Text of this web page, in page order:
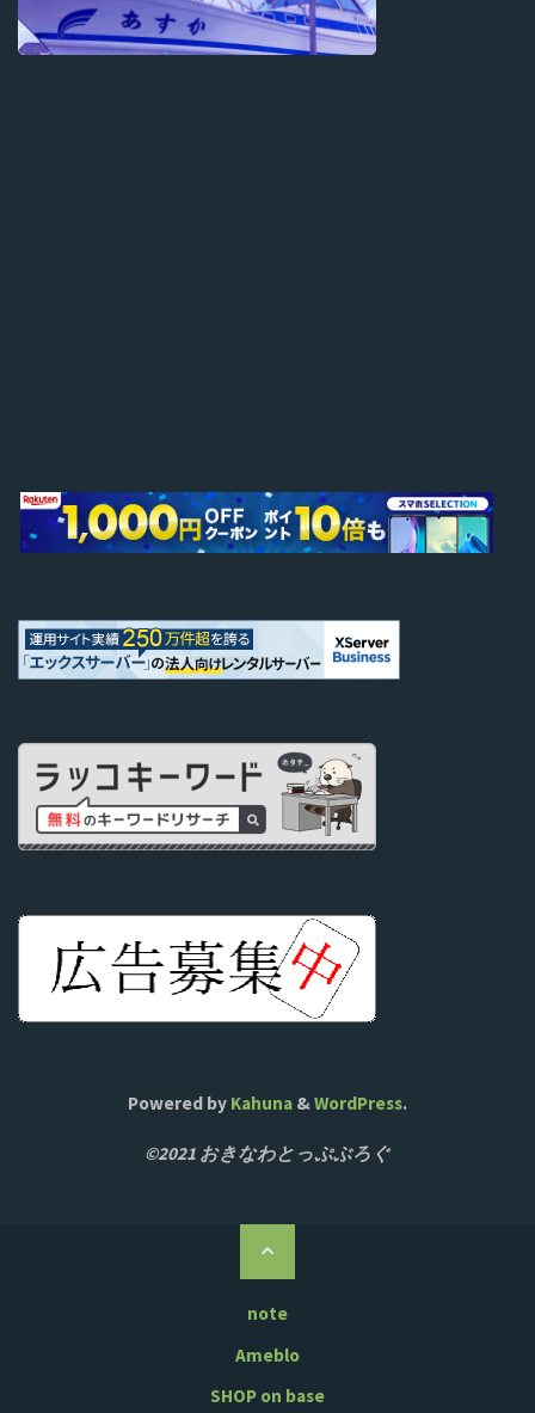
Powered by Kahuna &WordPress.
©2021 おきなわとっぷぶろぐ
note
Ameblo
SHOP on base
ト
ッ
プ
る